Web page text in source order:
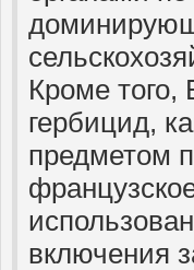
Кроме того,
гербицид,
предметом
включения